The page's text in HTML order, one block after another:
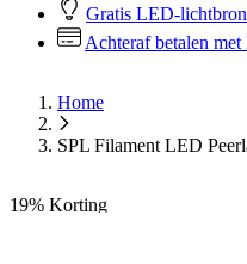
Gratis LED-
Achteraf betalen met
Home
SPL Filament LED
19% Korting